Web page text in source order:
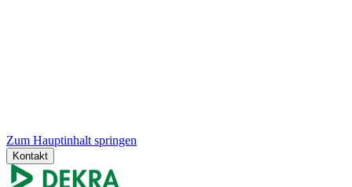
Zum Hauptinhalt springen
Kontakt